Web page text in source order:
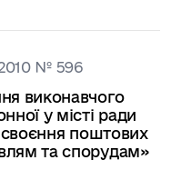
№ 596
виконавчого
у місті ради
поштових
та спорудам»